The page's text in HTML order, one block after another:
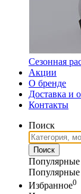
Сезонная
Акции
О бренде
Доставка и
Контакты
Поиск
Популярные
Избранное0